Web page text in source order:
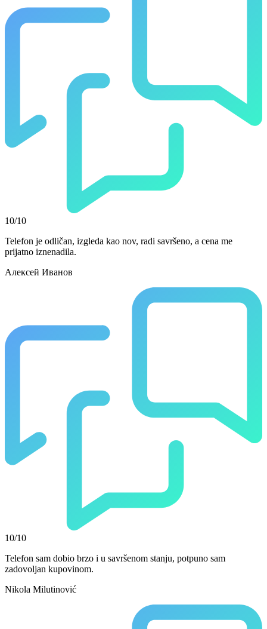
10/10
Telefon je odličan, izgleda kao nov, radi savršeno, a cena me
prijatno iznenadila.
Алексей Иванов
10/10
Telefon sam dobio brzo i u savršenom stanju, potpuno sam
zadovoljan kupovinom.
Nikola Milutinović